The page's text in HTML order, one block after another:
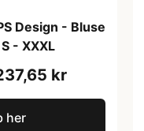
Design - Bluse
- XXXL
kr
her